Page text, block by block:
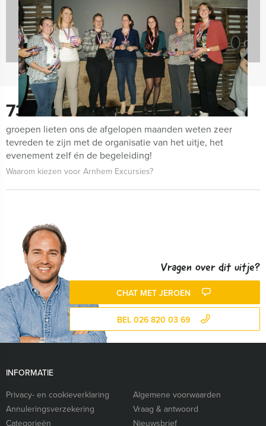
730
groepen lieten ons de afgelopen maanden weten zeer
tevreden te zijn met de organisatie van het uitje, het
evenement zelf én de begeleiding!
Waarom kiezen voor Arnhem Excursies?
Vragen over dit uitje?
CHAT MET JEROEN
BEL 026 820 03 69
INFORMATIE
Privacy- en cookieverklaring
Algemene voorwaarden
Annuleringsverzekering
Vraag & antwoord
Categorieën
Nieuwsbrief